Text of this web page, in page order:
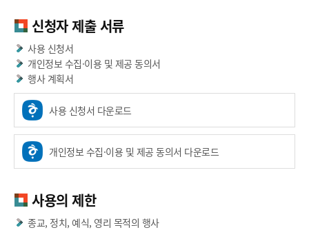
신청자 제출 서류
사용 신청서
개인정보 수집·이용 및 제공 동의서
행사 계획서
사용 신청서 다운로드
개인정보 수집·이용 및 제공 동의서 다운로드
사용의 제한
종교, 정치, 예식, 영리 목적의 행사